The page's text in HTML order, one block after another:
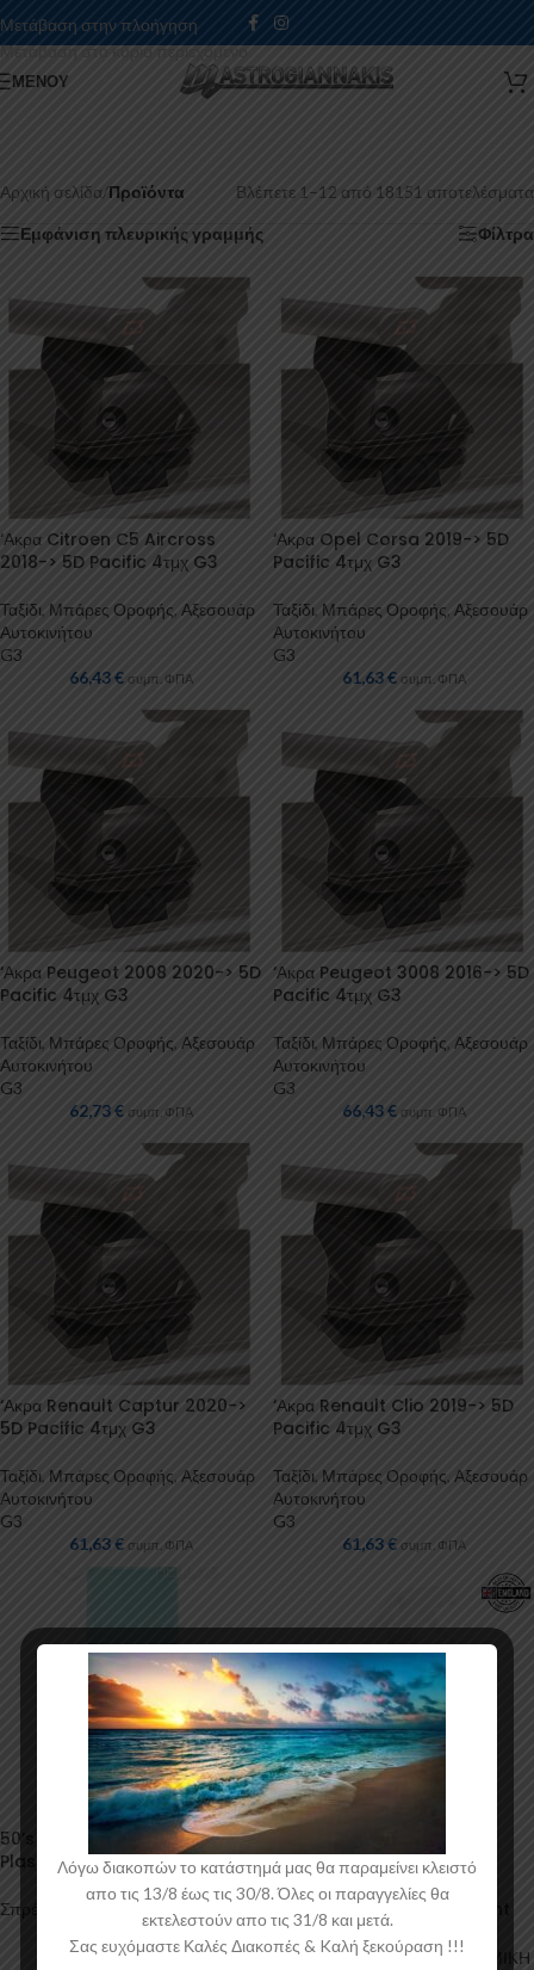
Μετάβαση στην πλοήγηση
Μετάβαση στο κύριο περιεχόμενο
ΜΕΝΟΎ
Αρχική σελίδα/Προϊόντα Βλέπετε 1–12 από 18151 αποτελέσματα
Εμφάνιση πλευρικής γραμμής Φίλτρα
‘Ακρα Citroen C5 Aircross
2018-> 5D Pacific 4τμχ G3
Ταξίδι Μπάρες Οροφής, Αξεσουάρ
Αυτοκινήτου
G3
66,43€ συμπ. ΦΠΑ
‘Ακρα Opel Corsa 2019-> 5D
Pacific 4τμχ G3
Ταξίδι Μπάρες Οροφής Αξεσουάρ
Αυτοκινήτου
G3
61,63€ συμπ. ΦΠΑ
‘Ακρα Peugeot 2008 2020-> 5D
Pacific 4τμχ G3
Ταξίδι, Μπάρες Οροφής, Αξεσουάρ
Αυτοκινήτου
G3
62,73€ συμπ. ΦΠΑ
‘Ακρα Peugeot 3008 2016-> 5D
Pacific 4τμχ G3
Ταξίδι, Μπάρες Οροφής, Αξεσουάρ
Αυτοκινήτου
G3
66,43€ συμπ. ΦΠΑ
‘Ακρα Renault Captur 2020->
5D Pacific 4τμχ G3
Ταξίδι, Μπάρες Οροφής, Αξεσουάρ
Αυτοκινήτου
G3
61,63€ συμπ. ΦΠΑ
‘Ακρα Renault Clio 2019-> 5D
Pacific 4τμχ G3
Ταξίδι, Μπάρες Οροφής, Αξεσουάρ
Αυτοκινήτου
G3
61,63€ συμπ. ΦΠΑ
50’s Aqua Muscle Car Color
Plasti Dip Spray
Σπρέυ (ματ χρώματα)
-18%
555 – Αφαιρετικό κεριών και
coating (Professional Paint
Prep)
Φροντίδα Αυτοκινήτου, ΚΕΡΑΜΙΚΗ
Λόγω διακοπών το κατάστημά μας θα παραμείνει κλειστό
απο τις 13/8 έως τις 30/8. Όλες οι παραγγελίες θα
εκτελεστούν απο τις 31/8 και μετά.
Σας ευχόμαστε Καλές Διακοπές & Kαλή ξεκούραση !!!